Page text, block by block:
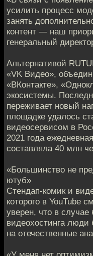
усилить процесс
занять
контент — наш
генеральный
Альтернативой
«VK Видео»,
«ВКонтакте»,
экосистемы.
переживает новый
площадке удалось
видеосервисом в
2021 года
составляла 40 млн
«Большинство не
ютуб»
Стендап-комик и
которого в YouTube
уверен, что в случае
видеохостинга
на отечественные